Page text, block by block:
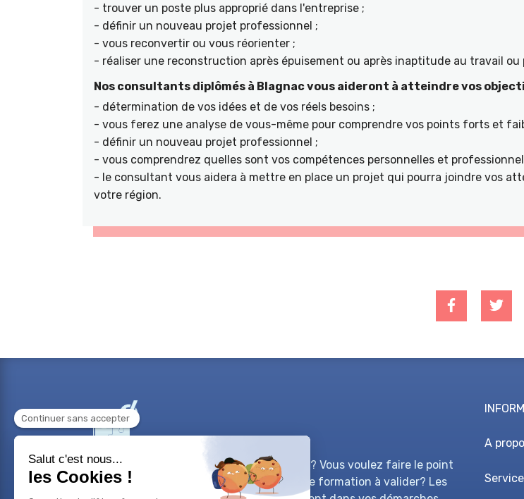
- trouver un poste plus approprié dans l'entreprise ;
- définir un nouveau projet professionnel ;
- vous reconvertir ou vous réorienter ;
- réaliser une reconstruction après épuisement ou après inaptitude au travail ou
Nos consultants diplômés à Blagnac vous aideront à atteindre vos
- détermination de vos idées et de vos réels besoins ;
- vous ferez une analyse de vous-même pour comprendre vos points forts et
- définir un nouveau projet professionnel ;
- vous comprendrez quelles sont vos compétences personnelles et
- le consultant vous aidera à mettre en place un projet qui pourra joindre vos
votre région.
Besoin d'aide sur un projet professionnel? Vous voulez faire le point
sur votre carrière? Vous avez un projet de formation à valider? Les
A